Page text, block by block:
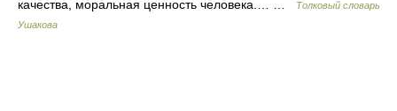
качества, моральная ценность человека.… …
Толковый словарь
Ушакова